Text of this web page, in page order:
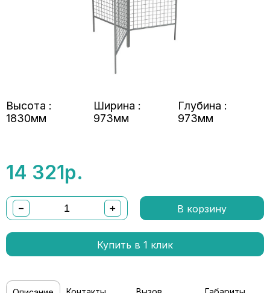
Высота :
1830мм
Ширина :
973мм
Глубина :
973мм
14 321р.
− + В корзину
Купить в 1 клик